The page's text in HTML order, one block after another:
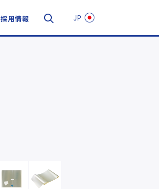
JP
採用情報